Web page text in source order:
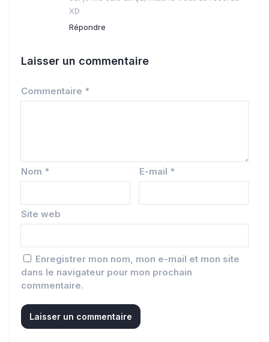
XD
Répondre
Laisser un commentaire
Commentaire *
Nom * E-mail *
Site web
Enregistrer mon nom, mon e-mail et mon site
dans le navigateur pour mon prochain
commentaire.